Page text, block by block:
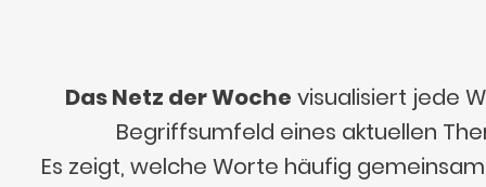
Das Netz der Woche visualisiert jede
Begriffsumfeld eines aktuellen
Es zeigt, welche Worte häufig